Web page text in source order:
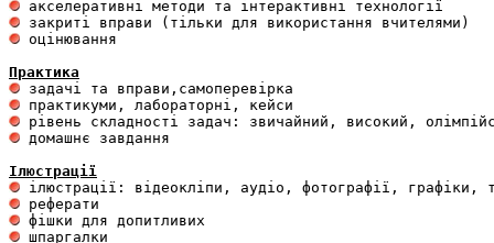
оцінювання
Практика
домашнє завдання
Ілюстрації